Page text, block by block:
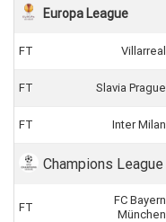
Europa League
FT Villarreal
FT Slavia Prague
FT Inter Milan
Champions League
FT
FC Bayern
München